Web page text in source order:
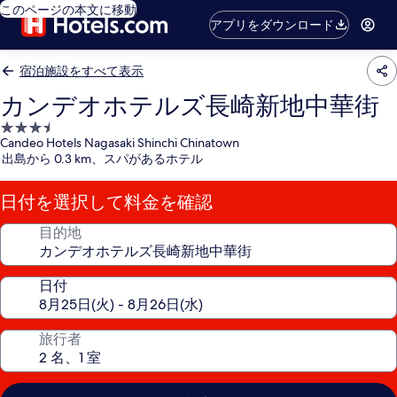
このページの本文に移動
アプリをダウンロード
宿泊施設をすべて表示
カンデオホテルズ長崎新地中華街
3.5
つ
星
宿
泊
施
Candeo Hotels Nagasaki Shinchi Chinatown
出島から 0.3 km、スパがあるホテル
日付を選択して料金を確認
目的地
日付
旅行者